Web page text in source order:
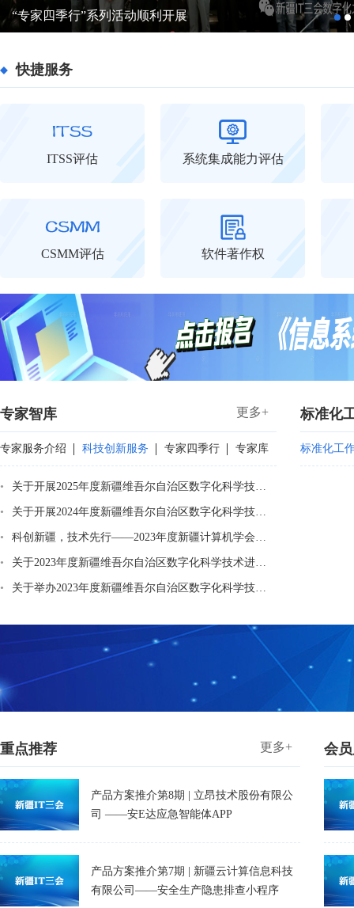
“专家四季行”系列活动顺利开展
快捷服务
ITSS评估 系统集成能力评估
CSMM评估 软件著作权
专家智库 更多+
专家服务介绍 科技创新服务 专家四季行 专家库
• 关于开展2025年度新疆维吾尔自治区数字化科学技术进步奖评选工作的通知
• 关于开展2024年度新疆维吾尔自治区数字化科学技术进步奖评选工作的通知
• 科创新疆，技术先行——2023年度新疆计算机学会数字化科学技术进步奖颁奖大会顺利举办
• 关于2023年度新疆维吾尔自治区数字化科学技术进步奖获奖成果的公告
• 关于举办2023年度新疆维吾尔自治区数字化科学技术进步奖颁奖大会的通知
标准化
标准化工
重点推荐 更多+
产品方案推介第8期 | 立昂技术股份有限公
司 ——安E达应急智能体APP
产品方案推介第7期 | 新疆云计算信息科技
有限公司——安全生产隐患排查小程序
会